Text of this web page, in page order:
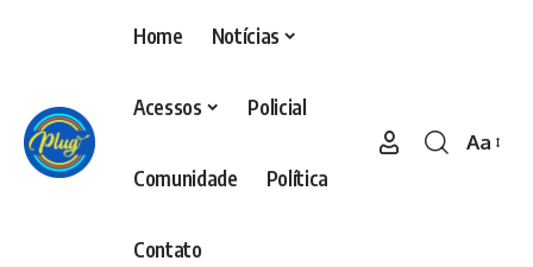
Home Notícias
Acessos Policial
Comunidade Política
Contato
Aa